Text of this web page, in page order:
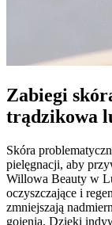
Zabiegi
trądzikowa
Skóra
pielęgnacji, aby
Willowa Beauty w
oczyszczające i
zmniejszają
gojenia. Dzięki